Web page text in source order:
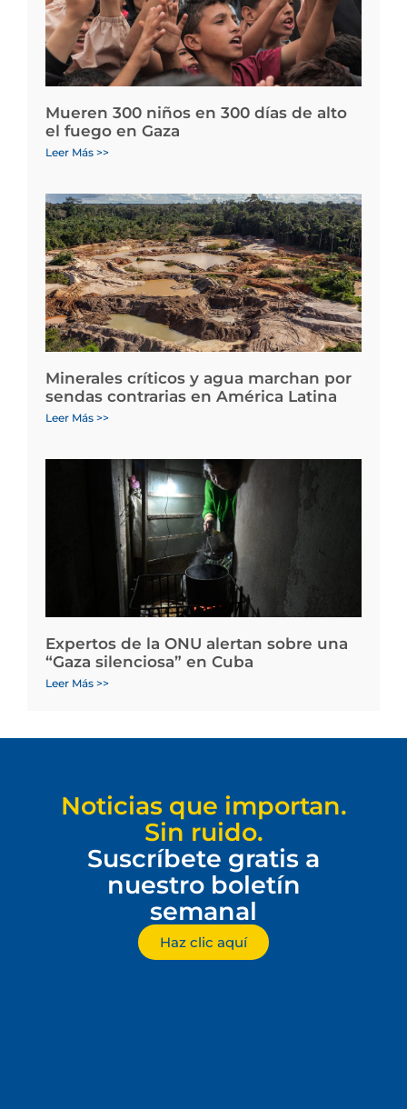
Mueren 300 niños en 300 días de alto
el fuego en Gaza
Leer Más >>
Minerales críticos y agua marchan por
sendas contrarias en América Latina
Leer Más >>
Expertos de la ONU alertan sobre una
“Gaza silenciosa” en Cuba
Leer Más >>
Noticias que importan.
Sin ruido.
Suscríbete gratis a
nuestro boletín
semanal
Haz clic aquí